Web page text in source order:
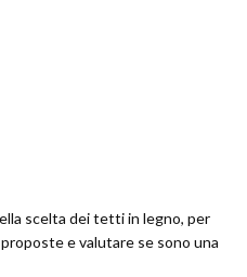
scelta dei tetti in legno, per
e valutare se sono una